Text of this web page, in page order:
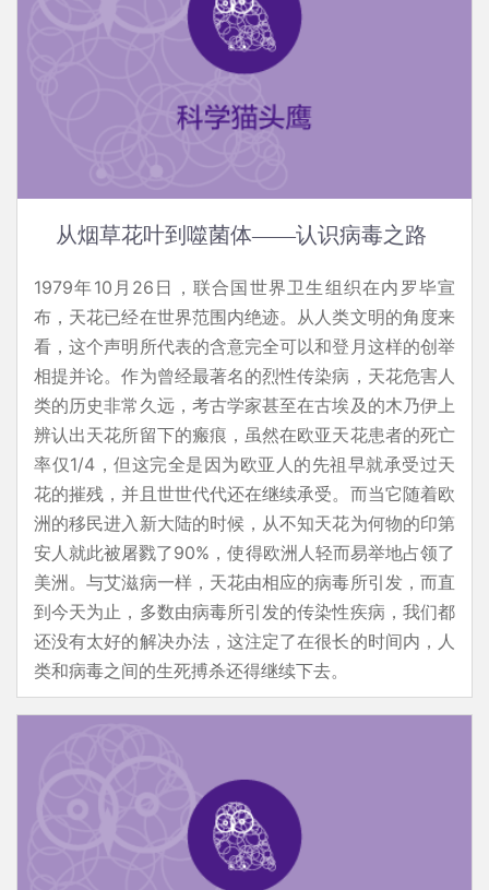
从烟草花叶到噬菌体——认识病毒之路
1979年10月26日，联合国世界卫生组织在内罗毕宣
布，天花已经在世界范围内绝迹。从人类文明的角度来
看，这个声明所代表的含意完全可以和登月这样的创举
相提并论。作为曾经最著名的烈性传染病，天花危害人
类的历史非常久远，考古学家甚至在古埃及的木乃伊上
辨认出天花所留下的瘢痕，虽然在欧亚天花患者的死亡
率仅1/4，但这完全是因为欧亚人的先祖早就承受过天
花的摧残，并且世世代代还在继续承受。而当它随着欧
洲的移民进入新大陆的时候，从不知天花为何物的印第
安人就此被屠戮了90%，使得欧洲人轻而易举地占领了
美洲。与艾滋病一样，天花由相应的病毒所引发，而直
到今天为止，多数由病毒所引发的传染性疾病，我们都
还没有太好的解决办法，这注定了在很长的时间内，人
类和病毒之间的生死搏杀还得继续下去。